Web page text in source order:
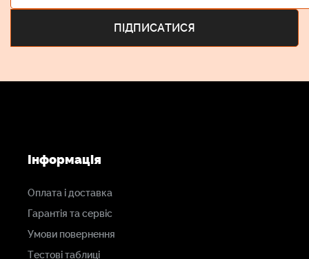
Інформація
Оплата і доставка
Гарантія та сервіс
Умови повернення
Тестові таблиці